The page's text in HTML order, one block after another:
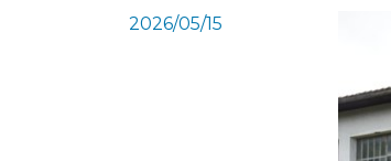
2026/05/15